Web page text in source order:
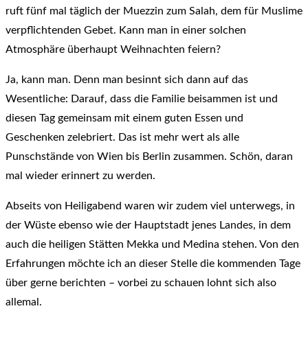
ruft fünf mal täglich der Muezzin zum Salah, dem für Muslime
verpflichtenden Gebet. Kann man in einer solchen
Atmosphäre überhaupt Weihnachten feiern?
Ja, kann man. Denn man besinnt sich dann auf das
Wesentliche: Darauf, dass die Familie beisammen ist und
diesen Tag gemeinsam mit einem guten Essen und
Geschenken zelebriert. Das ist mehr wert als alle
Punschstände von Wien bis Berlin zusammen. Schön, daran
mal wieder erinnert zu werden.
Abseits von Heiligabend waren wir zudem viel unterwegs, in
der Wüste ebenso wie der Hauptstadt jenes Landes, in dem
auch die heiligen Stätten Mekka und Medina stehen. Von den
Erfahrungen möchte ich an dieser Stelle die kommenden Tage
über gerne berichten – vorbei zu schauen lohnt sich also
allemal.